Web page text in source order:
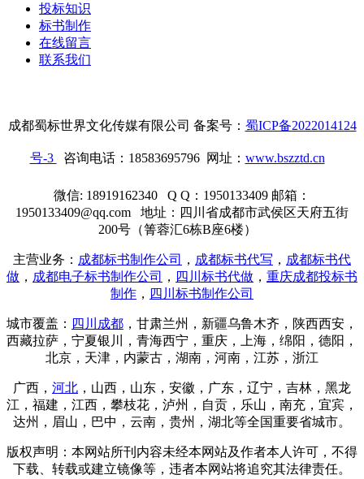
投标知识
标书制作
在线留言
联系我们
成都蜀标世界文化传媒有限公司 备案号： 蜀ICP备2022014124
号-3 咨询电话：18583695796 网址： www.bszztd.cn
微信: 18919162340 Q Q：1950133409 邮箱：
1950133409@qq.com 地址：四川省成都市武侯区天府五街
200号（箐蓉汇6栋B座6楼）
主营业务： 成都标书制作公司 ， 成都标书代写 ， 成都标书代
做 ， 成都电子标书制作公司 ， 四川标书代做 ， 重庆成都投标书
制作 ， 四川标书制作公司
城市覆盖： 四川成都 ，甘肃兰州，新疆乌鲁木齐，陕西西安，
西藏拉萨，宁夏银川，青海西宁，重庆，
上海 ，绵阳，德阳，
北京，天津，内蒙古，湖南，河南，江苏，浙江
广西， 河北 ，山西，山东，安徽，广东，辽宁，吉林，黑龙
江，福建，江西，攀枝花，泸州，自贡，乐山，南充，宜宾，
达州，眉山，巴中，云南，贵州，湖北等全国重要省城市。
版权声明：本网站所刊内容未经本网站及作者本人许可，不得
下载、转载或建立镜像等，违者本网站将追究其法律责任。